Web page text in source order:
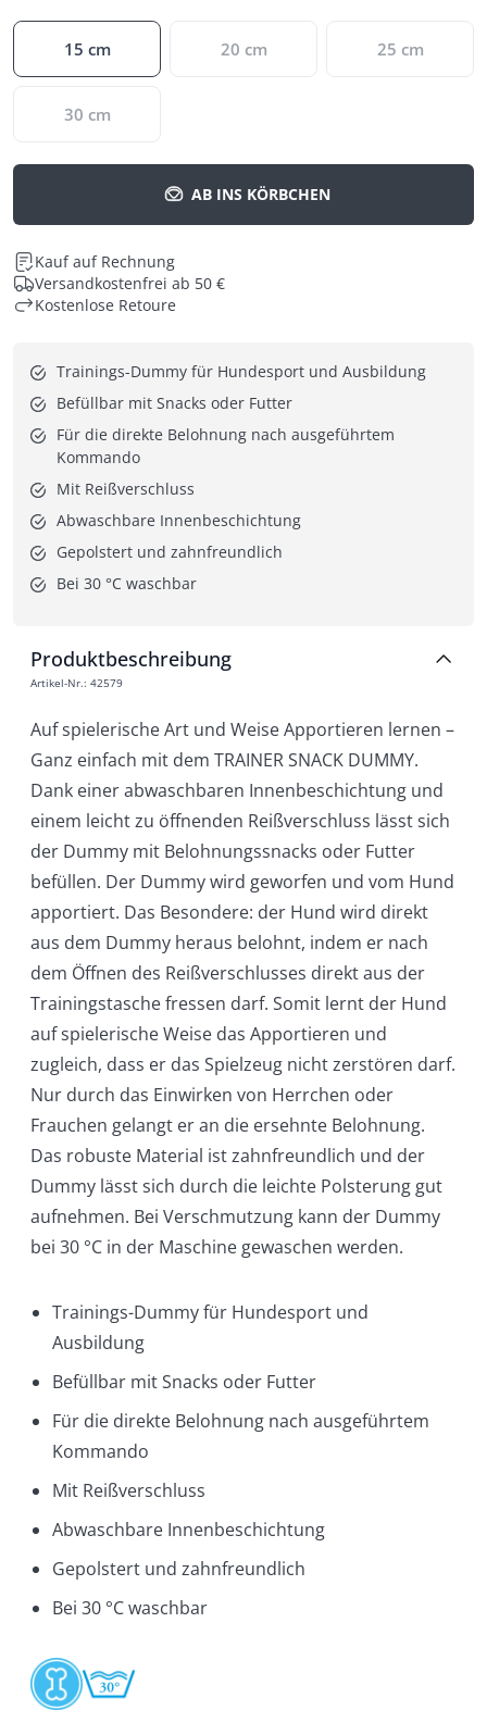
15 cm 20 cm 25 cm
30 cm
AB INS KÖRBCHEN
Kauf auf Rechnung
Versandkostenfrei ab 50 €
Kostenlose Retoure
Trainings-Dummy für Hundesport und Ausbildung
Befüllbar mit Snacks oder Futter
Für die direkte Belohnung nach ausgeführtem
Kommando
Mit Reißverschluss
Abwaschbare Innenbeschichtung
Gepolstert und zahnfreundlich
Bei 30 °C waschbar
Produktbeschreibung
Artikel-Nr.: 42579
Auf spielerische Art und Weise Apportieren lernen –
Ganz einfach mit dem TRAINER SNACK DUMMY.
Dank einer abwaschbaren Innenbeschichtung und
einem leicht zu öffnenden Reißverschluss lässt sich
der Dummy mit Belohnungssnacks oder Futter
befüllen. Der Dummy wird geworfen und vom Hund
apportiert. Das Besondere: der Hund wird direkt
aus dem Dummy heraus belohnt, indem er nach
dem Öffnen des Reißverschlusses direkt aus der
Trainingstasche fressen darf. Somit lernt der Hund
auf spielerische Weise das Apportieren und
zugleich, dass er das Spielzeug nicht zerstören darf.
Nur durch das Einwirken von Herrchen oder
Frauchen gelangt er an die ersehnte Belohnung.
Das robuste Material ist zahnfreundlich und der
Dummy lässt sich durch die leichte Polsterung gut
aufnehmen. Bei Verschmutzung kann der Dummy
bei 30 °C in der Maschine gewaschen werden.
Trainings-Dummy für Hundesport und
Ausbildung
Befüllbar mit Snacks oder Futter
Für die direkte Belohnung nach ausgeführtem
Kommando
Mit Reißverschluss
Abwaschbare Innenbeschichtung
Gepolstert und zahnfreundlich
Bei 30 °C waschbar